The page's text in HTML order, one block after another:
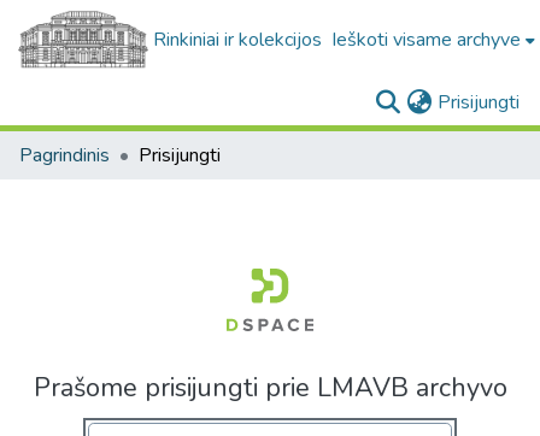
Rinkiniai ir kolekcijos Ieškoti visame archyve
Prisijungti
Pagrindinis Prisijungti
Prašome prisijungti prie LMAVB archyvo